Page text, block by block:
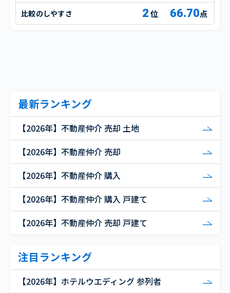
比較のしやすさ 2 66.70点
最新ランキング
【2026年】不動産仲介 売却 土地
【2026年】不動産仲介 売却
【2026年】不動産仲介 購入
【2026年】不動産仲介 購入 戸建て
【2026年】不動産仲介 売却 戸建て
注目ランキング
【2026年】ホテルウエディング 参列者